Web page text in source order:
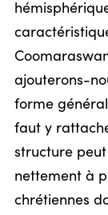
ajouterons-
forme
faut y
structure
nettement à
chrétiennes